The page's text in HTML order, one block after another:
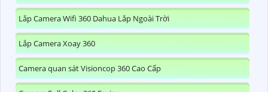
Lắp Camera Wifi 360 Dahua Lắp Ngoài Trời
Lắp Camera Xoay 360
Camera quan sát Visioncop 360 Cao Cấp